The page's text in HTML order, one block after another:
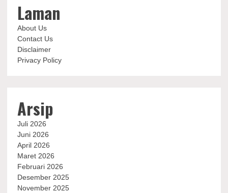
Laman
About Us
Contact Us
Disclaimer
Privacy Policy
Arsip
Juli 2026
Juni 2026
April 2026
Maret 2026
Februari 2026
Desember 2025
November 2025